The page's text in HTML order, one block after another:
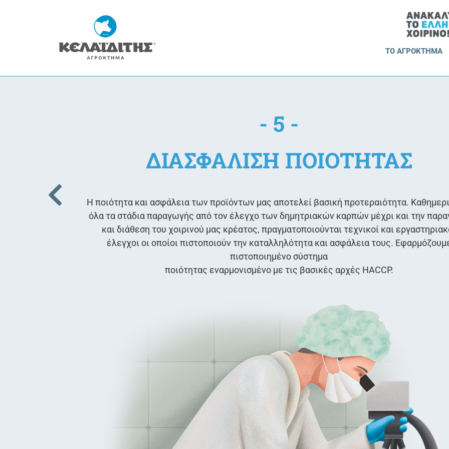
ΤΟ ΑΓΡΟΚΤΗΜΑ
- 5 -
ΔΙΑΣΦΑΛΙΣΗ ΠΟΙΟΤΗΤΑΣ
Η ποιότητα και ασφάλεια των προϊόντων μας αποτελεί βασική προτεραιότητα.
όλα τα στάδια παραγωγής από τον έλεγχο των δημητριακών καρπών μέχρι και την
και διάθεση του χοιρινού μας κρέατος, πραγματοποιούνται τεχνικοί και
έλεγχοι οι οποίοι πιστοποιούν την καταλληλότητα και ασφάλεια τους.
πιστοποιημένο σύστημα
ποιότητας εναρμονισμένο με τις βασικές αρχές HACCP.